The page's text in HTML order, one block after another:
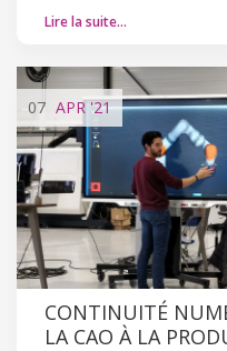
Lire la suite…
07 APR'21
CONTINUITÉ
LA CAO À LA